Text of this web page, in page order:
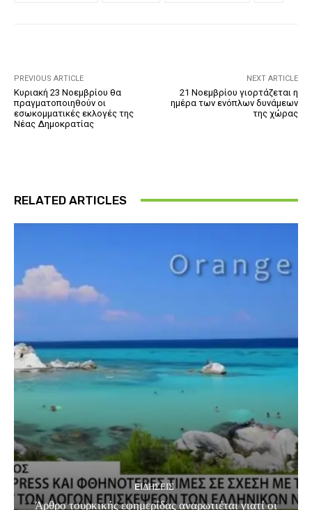
PREVIOUS ARTICLE
Κυριακή 23 Νοεμβρίου θα
πραγματοποιηθούν οι
εσωκομματικές εκλογές της
Νέας Δημοκρατίας
NEXT ARTICLE
21 Νοεμβρίου γιορτάζεται η
ημέρα των ενόπλων δυνάμεων
της χώρας
RELATED ARTICLES
EΙΔΗΣΕΙΣ
Άρθρο τουρκικής εφημερίδας αναρωτιέται γιατί οι